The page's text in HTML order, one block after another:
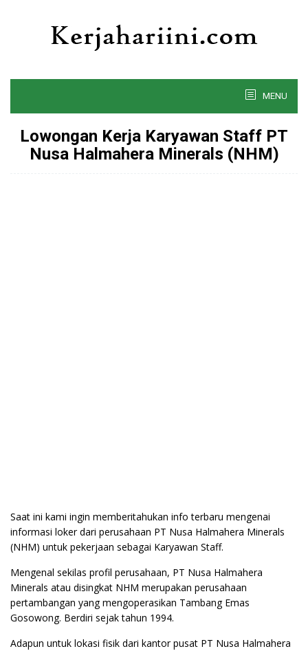
MENU
Lowongan Kerja Karyawan Staff PT
Nusa Halmahera Minerals (NHM)
Saat ini kami ingin memberitahukan info terbaru mengenai
informasi loker dari perusahaan PT Nusa Halmahera Minerals
(NHM) untuk pekerjaan sebagai Karyawan Staff.
Mengenal sekilas profil perusahaan, PT Nusa Halmahera
Minerals atau disingkat NHM merupakan perusahaan
pertambangan yang mengoperasikan Tambang Emas
Gosowong. Berdiri sejak tahun 1994.
Adapun untuk lokasi fisik dari kantor pusat PT Nusa Halmahera